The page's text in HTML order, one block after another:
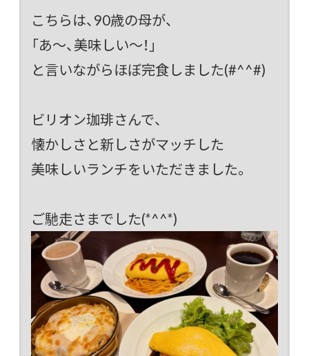
こちらは、90歳の母が、
「あ～、美味しい～！」
と言いながらほぼ完食しました(#^^#)
ビリオン珈琲さんで、
懐かしさと新しさがマッチした
美味しいランチをいただきました。
ご馳走さまでした(*^^*)